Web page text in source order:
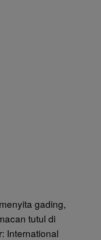
gading,
tutul di
International